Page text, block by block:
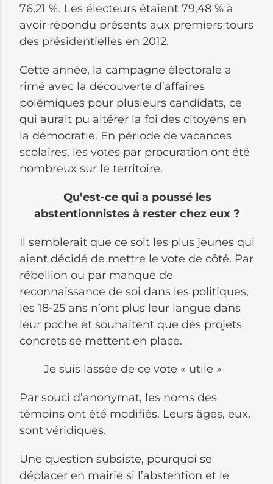
76,21 %. Les électeurs étaient 79,48 % à
avoir répondu présents aux premiers tours
des présidentielles en 2012.
Cette année, la campagne électorale a
rimé avec la découverte d’affaires
polémiques pour plusieurs candidats, ce
qui aurait pu altérer la foi des citoyens en
la démocratie. En période de vacances
scolaires, les votes par procuration ont été
nombreux sur le territoire.
Qu’est-ce qui a poussé les
abstentionnistes à rester chez eux ?
Il semblerait que ce soit les plus jeunes qui
aient décidé de mettre le vote de côté. Par
rébellion ou par manque de
reconnaissance de soi dans les politiques,
les 18-25 ans n’ont plus leur langue dans
leur poche et souhaitent que des projets
concrets se mettent en place.
Je suis lassée de ce vote « utile »
Par souci d’anonymat, les noms des
témoins ont été modifiés. Leurs âges, eux,
sont véridiques.
Une question subsiste, pourquoi se
déplacer en mairie si l’abstention et le